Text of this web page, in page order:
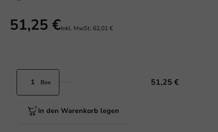
51,25 €Inkl. MwSt. 62,01 €
Box 51,25 €
In den Warenkorb legen